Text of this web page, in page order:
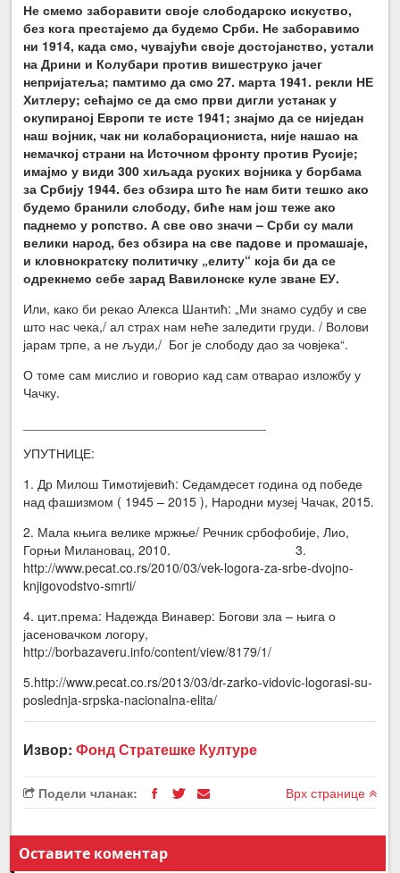
Не смемо заборавити своје слободарско искуство,
без кога престајемо да будемо Срби. Не заборавимо
ни 1914, када смо, чувајући своје достојанство, устали
на Дрини и Колубари против вишеструко јачег
непријатеља; памтимо да смо 27. марта 1941. рекли НЕ
Хитлеру; сећајмо се да смо први дигли устанак у
окупираној Европи те исте 1941; знајмо да се ниједан
наш војник, чак ни колаборациониста, није нашао на
немачкој страни на Источном фронту против Русије;
имајмо у види 300 хиљада руских војника у борбама
за Србију 1944. без обзира што ће нам бити тешко ако
будемо бранили слободу, биће нам још теже ако
паднемо у ропство. А све ово значи – Срби су мали
велики народ, без обзира на све падове и промашаје,
и кловнократску политичку „елиту“ која би да се
одрекнемо себе зарад Вавилонске куле зване ЕУ.
Или, како би рекао Алекса Шантић: „Ми знамо судбу и све
што нас чека,/ ал страх нам неће заледити груди. / Волови
јарам трпе, а не људи,/ Бог је слободу дао за човјека“.
О томе сам мислио и говорио кад сам отварао изложбу у
Чачку.
УПУТНИЦЕ:
1. Др Милош Тимотијевић: Седамдесет година од победе
над фашизмом ( 1945 – 2015 ), Народни музеј Чачак, 2015.
2. Мала књига велике мржње/ Речник србофобије, Лио,
Горњи Милановац, 2010. 3.
http://www.pecat.co.rs/2010/03/vek-logora-za-srbe-dvojno-
knjigovodstvo-smrti/
4. цит.према: Надежда Винавер: Богови зла – њига о
јасеновачком логору,
http://borbazaveru.info/content/view/8179/1/
5.http://www.pecat.co.rs/2013/03/dr-zarko-vidovic-logorasi-su-
poslednja-srpska-nacionalna-elita/
Извор:Фонд Стратешке Културе
Подели чланак: Врх странице
Оставите коментар